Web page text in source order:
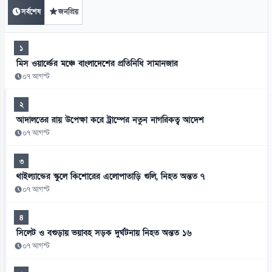
সর্বশেষ জনপ্রিয়
১
মিস ওয়ার্ল্ডের মঞ্চে বাংলাদেশের প্রতিনিধি সামানজার
০৭ আগস্ট
২
আদালতের রায় উপেক্ষা করে ট্রাম্পের নতুন নাগরিকত্ব আদেশ
০৭ আগস্ট
৩
থাইল্যান্ডের স্কুলে কিশোরের এলোপাতাড়ি গুলি, নিহত অন্তত ৭
০৭ আগস্ট
৪
সিলেট ও বগুড়ায় ভয়াবহ সড়ক দুর্ঘটনায় নিহত অন্তত ১৬
০৭ আগস্ট